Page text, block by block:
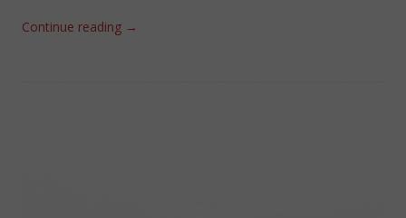
Continue reading →